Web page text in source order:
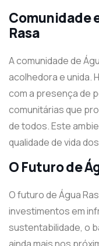
Comunidade
Rasa
A comunidade de
acolhedora e unida.
com a presença de
comunitárias que
de todos. Este
qualidade de vida
O Futuro de
O futuro de Água
investimentos em
sustentabilidade, o